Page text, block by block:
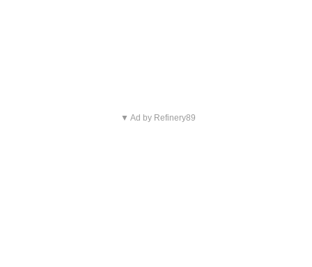
▼ Ad by Refinery89